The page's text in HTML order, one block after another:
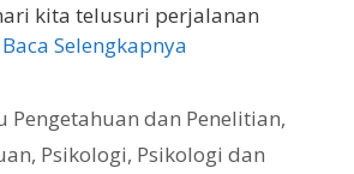
kita telusuri perjalanan
Baca Selengkapnya
Pengetahuan dan Penelitian,
, Psikologi, Psikologi dan